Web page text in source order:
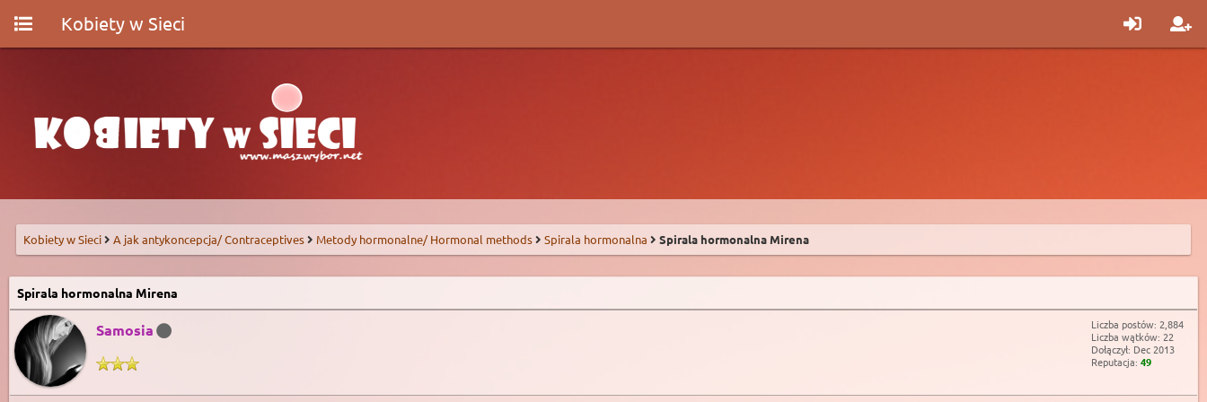
Kobiety w Sieci
Kobiety w Sieci A jak antykoncepcja/ Contraceptives Metody hormonalne/ Hormonal methods Spirala hormonalna Spirala hormonalna Mirena
Spirala hormonalna Mirena
Samosia
Liczba postów: 2,884
Liczba wątków: 22
Dołączył: Dec 2013
Reputacja: 49